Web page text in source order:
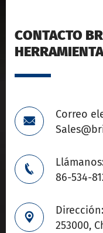
CONTACTO

Correo

86-534-

Dirección:
253000,